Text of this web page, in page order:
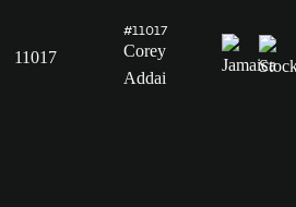
11017
#11017
Corey
Addai